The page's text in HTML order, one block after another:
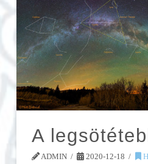
A
ADMIN 2020-12-18